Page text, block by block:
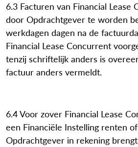
6.3 Facturen van Financial Lease
door Opdrachtgever te worden
werkdagen dagen na de
Financial Lease Concurrent
tenzij schriftelijk anders is
factuur anders vermeldt.
6.4 Voor zover Financial Lease
een Financiële Instelling renten
Opdrachtgever in rekening